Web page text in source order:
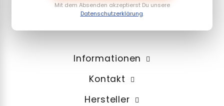
Mit dem Absenden akzeptierst Du unsere
Datenschutzerklärung.
Informationen
Kontakt
Hersteller